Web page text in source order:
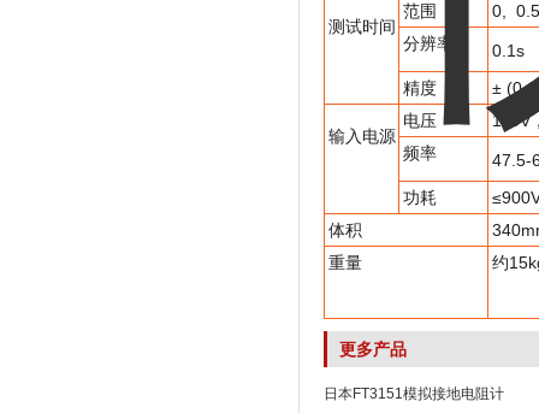
测试时间
范围
0,
分辨率
0.1s
精度
±
输入电源
电压
110V
频率
47.5-
功耗
体积
重量
约
更多产品
日本FT3151模拟接地电阻计